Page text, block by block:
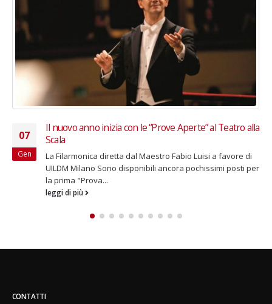
03
Dic
Fino al 31 gennaio 2026 – Natale solidale con il
Christmas shop di VIDAS
Nel temporary store lo shopping si trasforma in un gesto
di cura a favore dei bambini di Casa Sollievo Bimbi
Moda,...
leggi di più
CONTATTI